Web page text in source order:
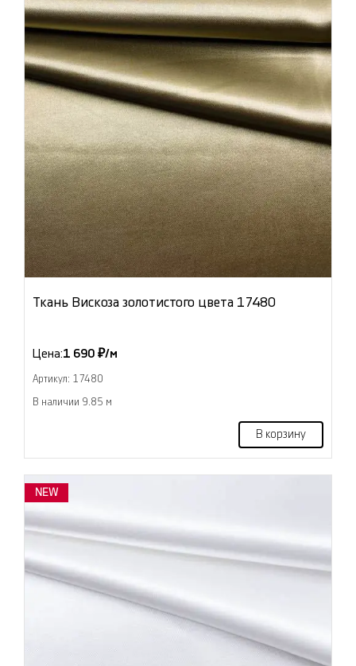
Ткань Вискоза золотистого цвета 17480
Цена:1 690 ₽/м
Артикул: 17480
В наличии 9.85 м
В корзину
NEW